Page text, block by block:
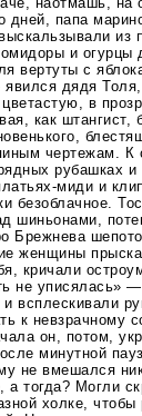
дней, папа
из
и огурцы
вертуты с
дядя
в
как штангист,
чертежам. К
рубашках
миди и
безоблачное.
шиньонами,
Брежнева
женщины
кричали
не уписялась»
всплескивали
к невзрачному
он, потом,
минутной
не вмешался
а тогда? Могли
холке,